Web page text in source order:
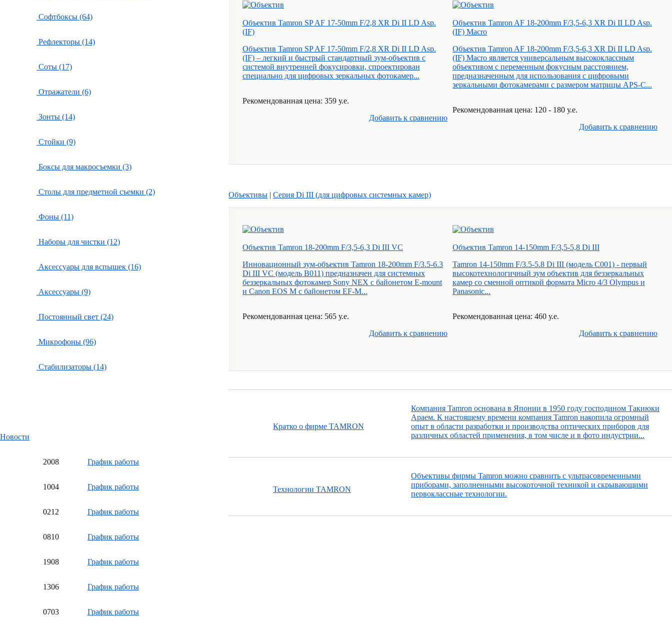
Софтбоксы (64)
Рефлекторы (14)
Соты (17)
Отражатели (6)
Зонты (14)
Стойки (9)
Боксы для макросъемки (3)
Столы для предметной съемки (2)
Фоны (11)
Наборы для чистки (12)
Аксессуары для вспышек (16)
Аксессуары (9)
Постоянный свет (24)
Микрофоны (96)
Стабилизаторы (14)
Новости
2008 График работы
1004 График работы
0212 График работы
0810 График работы
1908 График работы
1306 График работы
0703 График работы
Объектив Tamron SP AF 17-50mm F/2,8 XR Di II LD Asp.
(IF)
Объектив Tamron SP AF 17-50mm F/2,8 XR Di II LD Asp.
(IF) – легкий и быстрый стандартный зум-объектив с
системой внутренней фокусировки, спроектирован
специально для цифровых зеркальных фотокамер...
Рекомендованная цена: 359 у.е.
Добавить к cравнению
Объектив Tamron AF 18-200mm F/3,5-6,3 XR Di II LD Asp.
(IF) Macro
Объектив Tamron AF 18-200mm F/3,5-6,3 XR Di II LD Asp.
(IF) Macro является универсальным высококлассным
объективом с переменным фокусным расстоянием,
предназначенным для использования с цифровыми
зеркальными фотокамерами с размером матрицы АРS-С...
Рекомендованная цена: 120 - 180 у.е.
Добавить к cравнению
Объективы | Серия Di III (для цифровых системных камер)
Объектив Tamron 18-200mm F/3,5-6,3 Di III VC
Инновационный зум-объектив Tamron 18-200mm F/3.5-6.3
Di III VC (модель B011) предназначен для системных
беззеркальных фотокамер Sony NEX с байонетом E-mount
и Canon EOS M с байонетом EF-M...
Рекомендованная цена: 565 у.е.
Добавить к cравнению
Объектив Tamron 14-150mm F/3,5-5,8 Di III
Tamron 14-150mm F/3.5-5.8 Di III (модель C001) - первый
высокотехнологичный зум объектив для беззеркальных
камер со сменной оптикой формата Micro 4/3 Olympus и
Panasonic...
Рекомендованная цена: 460 у.е.
Добавить к cравнению
Кратко о фирме TAMRON
Компания Tamron основана в Японии в 1950 году господином Такиюки
Араем. К настоящему времени компания Tamron накопила огромный
опыт в области разработки и производства оптических приборов для
различных областей применения, в том числе и в фото индустрии...
Технологии TAMRON
Объективы фирмы Tamron можно сравнить с ультрасовременными
приборами, заполненными высокоточной техникой и скрывающими
первоклассные технологии.